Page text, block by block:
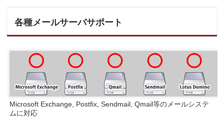
各種メールサーバサポート
Microsoft Exchange, Postfix, Sendmail, Qmail等のメールシステ
ムに対応